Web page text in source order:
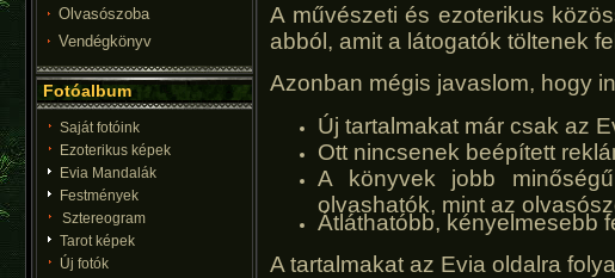
Olvasószoba
Vendégkönyv
Fotóalbum
Saját fotóink
Ezoterikus képek
Evia Mandalák
Festmények
Sztereogram
Tarot képek
Új fotók
A művészeti és ezoterikus
abból, amit a látogatók töltenek
Azonban mégis javaslom, hogy
Új tartalmakat már csak az
Ott nincsenek beépített
A könyvek jobb
olvashatók, mint az
Átláthatóbb, kényelmesebb
A tartalmakat az Evia oldalra